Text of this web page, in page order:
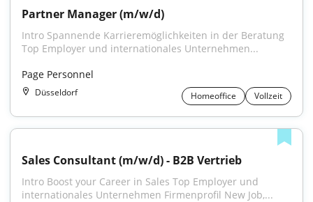
Partner Manager (m/w/d)
Intro Spannende Karrieremöglichkeiten in der Beratung
Top Employer und internationales Unternehmen...
Page Personnel
Düsseldorf Homeoffice Vollzeit
Sales Consultant (m/w/d) - B2B Vertrieb
Intro Boost your Career in Sales Top Employer und
internationales Unternehmen Firmenprofil New Job,...